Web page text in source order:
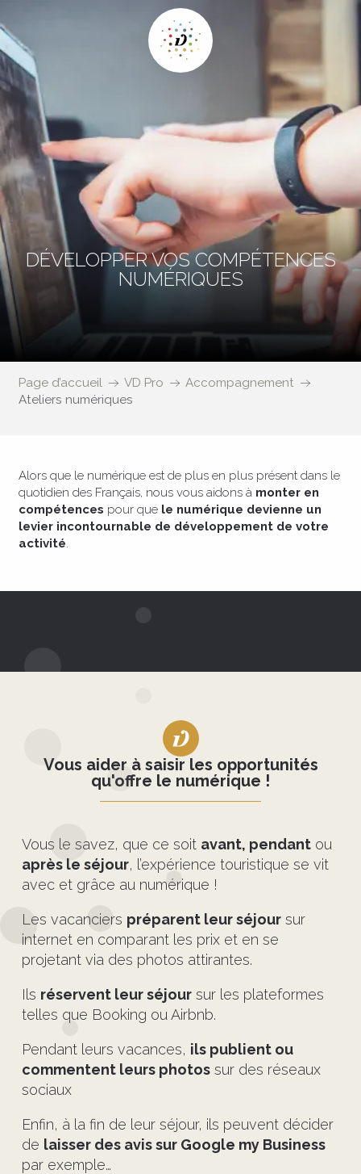
DÉVELOPPER VOS COMPÉTENCES
NUMÉRIQUES
Page d’accueil VD Pro
Accompagnement
Ateliers numériques
Alors que le numérique est de plus en plus présent dans le
quotidien des Français, nous vous aidons à monter en
compétences pour que le numérique devienne un
levier incontournable de développement de votre
activité.
Vous aider à saisir les opportunités
qu'offre le numérique !
Vous le savez, que ce soit avant, pendant ou
après le séjour, l’expérience touristique se vit
avec et grâce au numérique !
Les vacanciers préparent leur séjour sur
internet en comparant les prix et en se
projetant via des photos attirantes.
Ils réservent leur séjour sur les plateformes
telles que Booking ou Airbnb.
Pendant leurs vacances, ils publient ou
commentent leurs photos sur des réseaux
sociaux
Enfin, à la fin de leur séjour, ils peuvent décider
de laisser des avis sur Google my Business
par exemple…